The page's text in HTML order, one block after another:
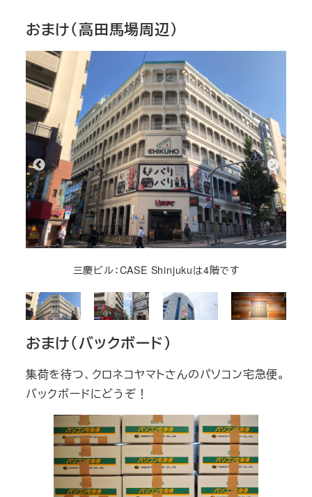
おまけ（高田馬場周辺）
三慶ビル：CASE Shinjukuは4階です
おまけ（バックボード）
集荷を待つ、クロネコヤマトさんのパソコン宅急便。
バックボードにどうぞ！